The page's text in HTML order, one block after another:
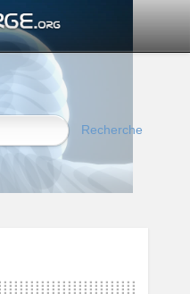
Recherche